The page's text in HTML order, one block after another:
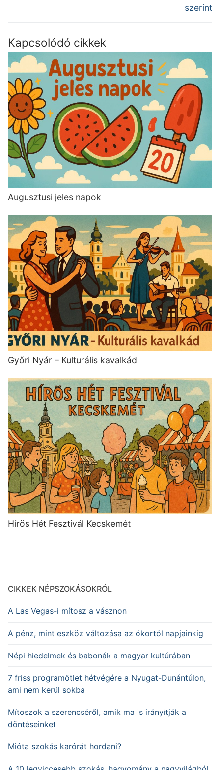
szerint
Kapcsolódó cikkek
Augusztusi jeles napok
Győri Nyár – Kulturális kavalkád
Hírös Hét Fesztivál Kecskemét
CIKKEK NÉPSZOKÁSOKRÓL
A Las Vegas-i mítosz a vásznon
A pénz, mint eszköz változása az ókortól napjainkig
Népi hiedelmek és babonák a magyar kultúrában
7 friss programötlet hétvégére a Nyugat-Dunántúlon,
ami nem kerül sokba
Mítoszok a szerencséről, amik ma is irányítják a
döntéseinket
Mióta szokás karórát hordani?